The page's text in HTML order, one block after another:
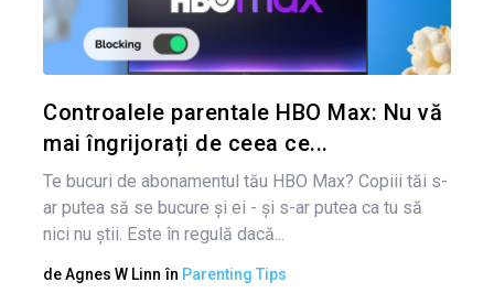
Controalele parentale HBO Max: Nu vă
mai îngrijorați de ceea ce...
Te bucuri de abonamentul tău HBO Max? Copiii tăi s-
ar putea să se bucure și ei - și s-ar putea ca tu să
nici nu știi. Este în regulă dacă...
deAgnes W Linn în Parenting Tips